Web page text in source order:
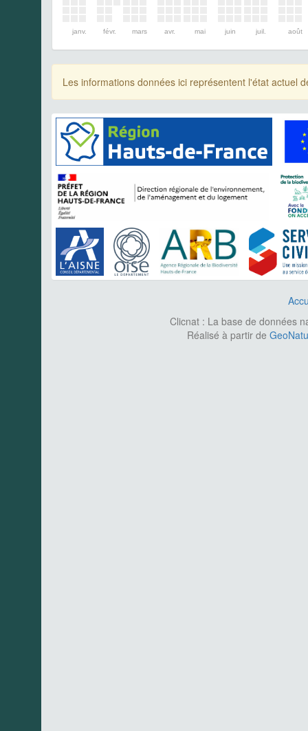
janv. févr. mars avr. mai juin juil. août
Les informations données ici représentent l'état actuel
Clicnat : La base de données
Réalisé à partir de